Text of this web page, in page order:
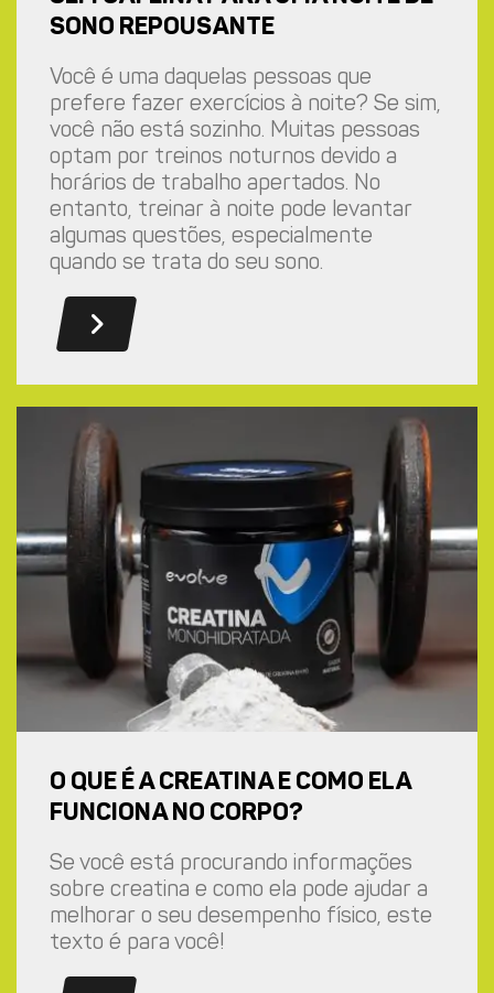
SONO REPOUSANTE
Você é uma daquelas pessoas que
prefere fazer exercícios à noite? Se sim,
você não está sozinho. Muitas pessoas
optam por treinos noturnos devido a
horários de trabalho apertados. No
entanto, treinar à noite pode levantar
algumas questões, especialmente
quando se trata do seu sono.
O QUE É A CREATINA E COMO ELA
FUNCIONA NO CORPO?
Se você está procurando informações
sobre creatina e como ela pode ajudar a
melhorar o seu desempenho físico, este
texto é para você!